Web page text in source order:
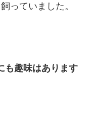
っていました。
趣味はあります